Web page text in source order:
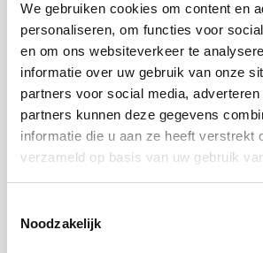
We gebruiken cookies om content en
personaliseren, om functies voor
en om ons websiteverkeer te
informatie over uw gebruik van onze
partners voor social media,
partners kunnen deze gegevens
informatie die u aan ze heeft verstrekt
verzameld op basis van uw gebruik
Noodzakelijk
naambordje? Lees hieronder het
Hetontwerpenen bestellen van je
naambordje werkt als volgt:
Kies de juiste afmeting
Scrol naar de onderkant van de
op de knop "START HIER MET
JE EIGENSTICKER ".
tabblad "